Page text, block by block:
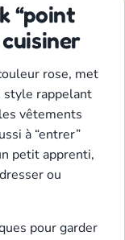
“point
rose, met
rappelant
vêtements
à “entrer”
petit apprenti,
ou
pour garder